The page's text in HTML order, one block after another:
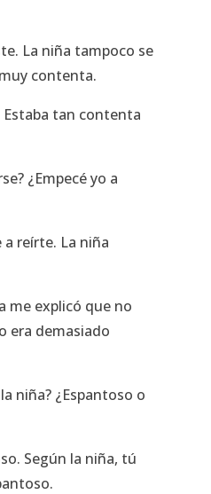
La niña tampoco se
contenta.
tan contenta
¿Empecé yo a
reírte. La niña
me explicó que no
era demasiado
niña? ¿Espantoso o
Según la niña, tú